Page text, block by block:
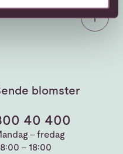
blomster
40 400
- fredag
- 18:00